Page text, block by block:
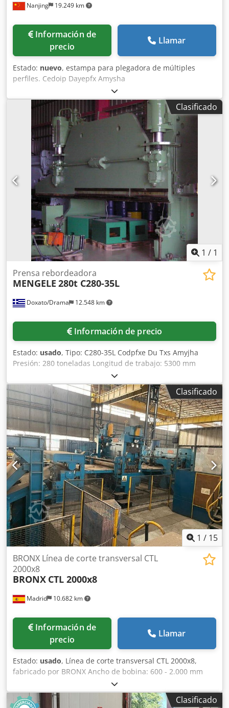
Nanjing 19.249 km
Información de
precio
Llamar
Estado: nuevo, estampa para plegadora de múltiples
perfiles. Cedoip Dayepfx Amysha
Clasificado
1 / 1
Doxato/Drama 12.548 km
Prensa rebordeadora
MENGELE 280t C280-35L
Información de precio
Estado: usado, Tipo: C280-35L Codpfxe Du Txs Amyjha
Presión: 280 toneladas Longitud de trabajo: 5300 mm
Características técnicas: HIDRÁULICA Nuevos sistemas
hidráulicos y eléctricos.
Clasificado
1 / 15
Madrid 10.682 km
BRONX Línea de corte transversal CTL
2000x8
BRONX CTL 2000x8
Información de
precio
Llamar
Estado: usado, Línea de corte transversal CTL 2000x8,
fabricado por BRONX Ancho de bobina: 600 - 2.000 mm
Espesor: 2 - 8 mm Peso máximo de la bobina: 30 Tn
Diámetro exterior de la bobina: Hasta 2.100 mm Diámetro
interior de la bobina: 508 mm - 610 mm - 762 mm con
Clasificado